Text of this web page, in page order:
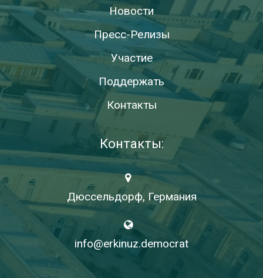
Новости
Пресс-Релизы
Участие
Поддержать
Контакты
Контакты:
Дюссельдорф, Германия
info@erkinuz.democrat